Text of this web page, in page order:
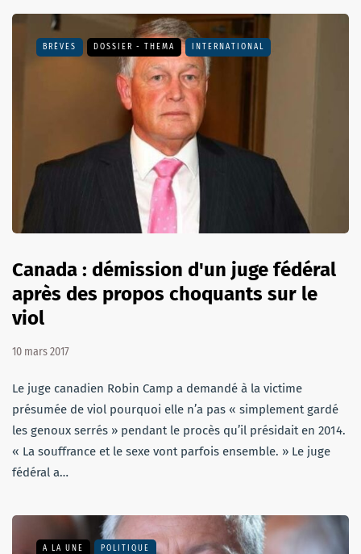
BRÈVES DOSSIER - THEMA INTERNATIONAL
Canada : démission d'un juge fédéral
après des propos choquants sur le
viol
10 mars 2017
Le juge canadien Robin Camp a demandé à la victime
présumée de viol pourquoi elle n’a pas « simplement gardé
les genoux serrés » pendant le procès qu’il présidait en 2014.
« La souffrance et le sexe vont parfois ensemble. » Le juge
fédéral a…
A LA UNE POLITIQUE